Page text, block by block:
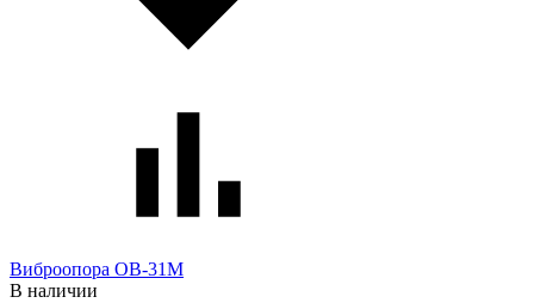
Виброопора ОВ-31M
В наличии